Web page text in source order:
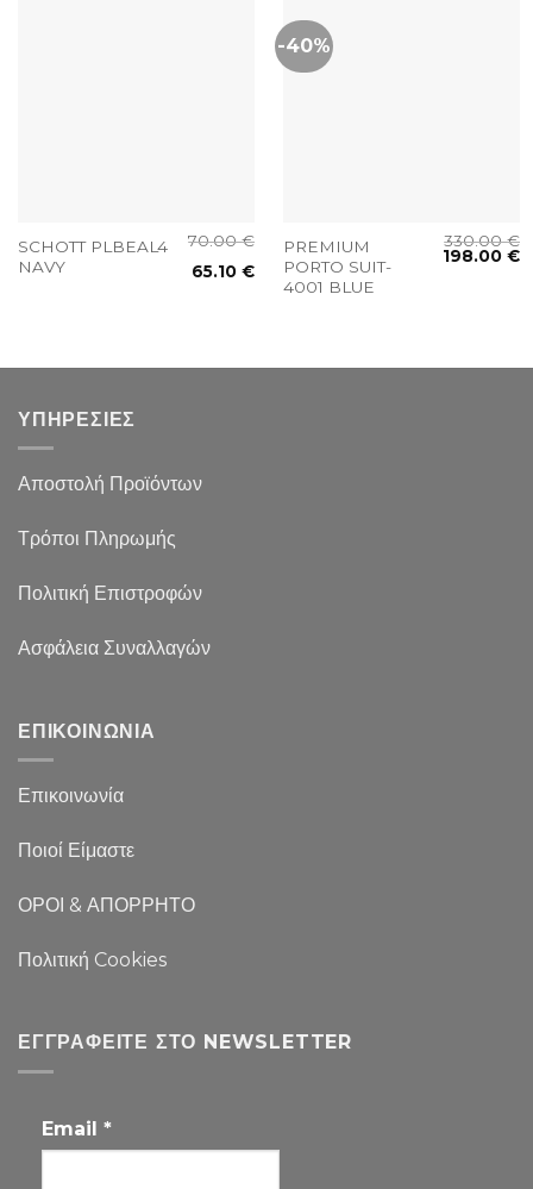
SCHOTT PLBEAL4
NAVY
70.00€
65.10€
-40%
PREMIUM
PORTO SUIT-
4001 BLUE
330.00€
198.00€
ΥΠΗΡΕΣΙΕΣ
Αποστολή Προϊόντων
Τρόποι Πληρωμής
Πολιτική Επιστροφών
Ασφάλεια Συναλλαγών
ΕΠΙΚΟΙΝΩΝΙΑ
Επικοινωνία
Ποιοί Είμαστε
ΟΡΟΙ & ΑΠΟΡΡΗΤΟ
Πολιτική Cookies
ΕΓΓΡΑΦΕΊΤΕ ΣΤΟ NEWSLETTER
Email *